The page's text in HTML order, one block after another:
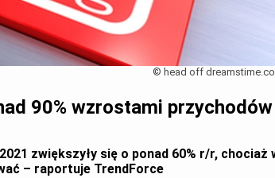
© head off
90% wzrostami przychodów
zwiększyły się o ponad 60% r/r, chociaż
– raportuje TrendForce